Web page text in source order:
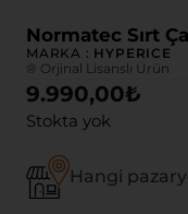
Normatec Sırt
MARKA : HYPERICE
® Orjinal Lisanslı Ürün
9.990,00₺
Stokta yok
Hangi